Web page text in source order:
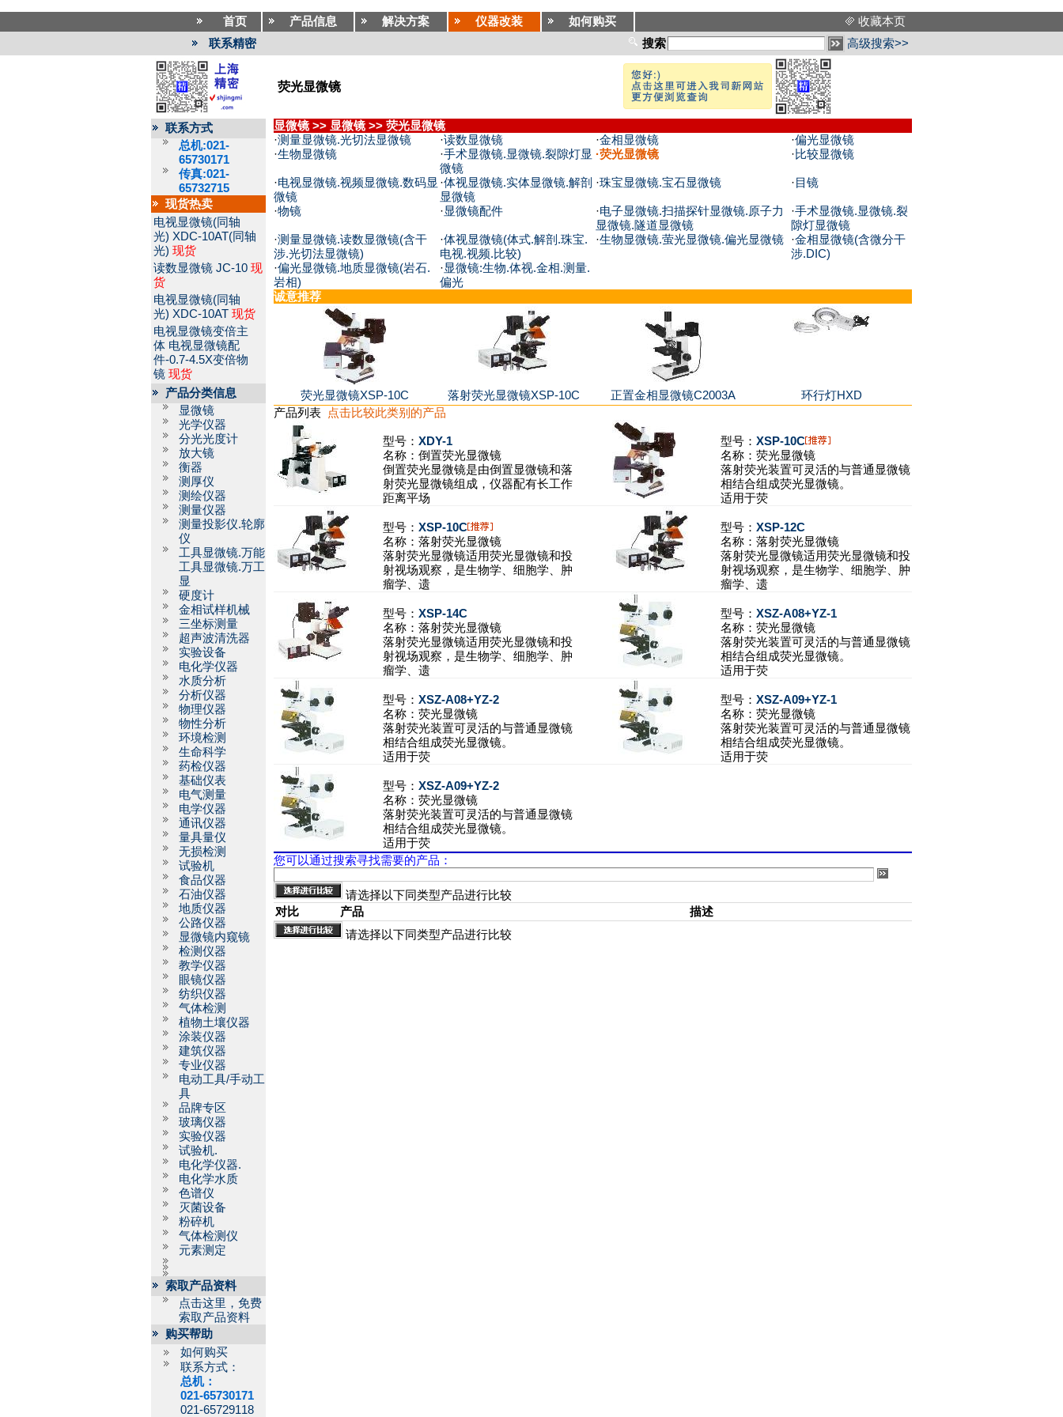
首页 产品信息 解决方案 仪器改装 如何购买
收藏本页
联系精密
搜索 高级搜索>>
荧光显微镜
联系方式
总机:021-
65730171
传真:021-
65732715
现货热卖
电视显微镜(同轴
光) XDC-10AT(同轴
光) 现货
读数显微镜 JC-10 现
货
电视显微镜(同轴
光) XDC-10AT 现货
电视显微镜变倍主
体 电视显微镜配
件-0.7-4.5X变倍物
镜 现货
产品分类信息
显微镜
光学仪器
分光光度计
放大镜
衡器
测厚仪
测绘仪器
测量仪器
测量投影仪.轮廓
仪
工具显微镜.万能
工具显微镜.万工
显
硬度计
金相试样机械
三坐标测量
超声波清洗器
实验设备
电化学仪器
水质分析
分析仪器
物理仪器
物性分析
环境检测
生命科学
药检仪器
基础仪表
电气测量
电学仪器
通讯仪器
量具量仪
无损检测
试验机
食品仪器
石油仪器
地质仪器
公路仪器
显微镜内窥镜
检测仪器
教学仪器
眼镜仪器
纺织仪器
气体检测
植物土壤仪器
涂装仪器
建筑仪器
专业仪器
电动工具/手动工
具
品牌专区
玻璃仪器
实验仪器
试验机.
电化学仪器.
电化学水质
色谱仪
灭菌设备
粉碎机
气体检测仪
元素测定
索取产品资料
点击这里，免费
索取产品资料
购买帮助
如何购买
联系方式：
总机：
021-65730171
021-65729118
显微镜 >> 显微镜 >> 荧光显微镜
·测量显微镜.光切法显微镜 ·读数显微镜 ·金相显微镜 ·偏光显微镜
·生物显微镜 ·手术显微镜.显微镜.裂隙灯显
微镜
·荧光显微镜 ·比较显微镜
·电视显微镜.视频显微镜.数码显
微镜
·体视显微镜.实体显微镜.解剖
显微镜
·珠宝显微镜.宝石显微镜 · 目镜
·物镜 ·显微镜配件 ·电子显微镜.扫描探针显微镜.原子力
显微镜.隧道显微镜
·手术显微镜.显微镜.裂
隙灯显微镜
·测量显微镜.读数显微镜(含干
涉.光切法显微镜)
·体视显微镜(体式.解剖.珠宝.
电视.视频.比较)
·生物显微镜.萤光显微镜.偏光显微镜 ·金相显微镜(含微分干
涉.DIC)
·偏光显微镜.地质显微镜(岩石.
岩相)
·显微镜:生物.体视.金相.测量.
偏光
诚意推荐
荧光显微镜XSP-10C 落射荧光显微镜XSP-10C 正置金相显微镜C2003A
环行灯HXD
产品列表
点击比较此类别的产品
型号： XDY-1
名称： 倒置荧光显微镜
倒置荧光显微镜是由倒置显微镜和落
射荧光显微镜组成，仪器配有长工作
距离平场
型号： XSP-10C
名称： 荧光显微镜
落射荧光装置可灵活的与普通显微镜
相结合组成荧光显微镜。
适用于荧
型号： XSP-10C
名称： 落射荧光显微镜
落射荧光显微镜适用荧光显微镜和投
射视场观察，是生物学、细胞学、肿
瘤学、遗
型号： XSP-12C
名称： 落射荧光显微镜
落射荧光显微镜适用荧光显微镜和投
射视场观察，是生物学、细胞学、肿
瘤学、遗
型号： XSP-14C
名称： 落射荧光显微镜
落射荧光显微镜适用荧光显微镜和投
射视场观察，是生物学、细胞学、肿
瘤学、遗
型号： XSZ-A08+YZ-1
名称： 荧光显微镜
落射荧光装置可灵活的与普通显微镜
相结合组成荧光显微镜。
适用于荧
型号： XSZ-A08+YZ-2
名称： 荧光显微镜
落射荧光装置可灵活的与普通显微镜
相结合组成荧光显微镜。
适用于荧
型号： XSZ-A09+YZ-1
名称： 荧光显微镜
落射荧光装置可灵活的与普通显微镜
相结合组成荧光显微镜。
适用于荧
型号： XSZ-A09+YZ-2
名称： 荧光显微镜
落射荧光装置可灵活的与普通显微镜
相结合组成荧光显微镜。
适用于荧
您可以通过搜索寻找需要的产品：
请选择以下同类型产品进行比较
对比
产品
描述
请选择以下同类型产品进行比较